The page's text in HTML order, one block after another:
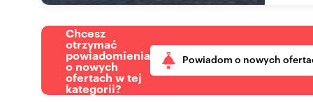
Chcesz
otrzymać
powiadomienia
o nowych
ofertach w tej
kategorii?
Powiadom o nowych